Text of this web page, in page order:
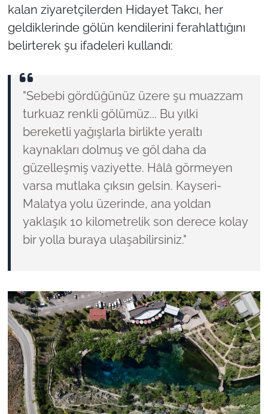
kalan ziyaretçilerden Hidayet Takcı, her
geldiklerinde gölün kendilerini ferahlattığını
belirterek şu ifadeleri kullandı:
"Sebebi gördüğünüz üzere şu muazzam
turkuaz renkli gölümüz... Bu yılki
bereketli yağışlarla birlikte yeraltı
kaynakları dolmuş ve göl daha da
güzelleşmiş vaziyette. Hâlâ görmeyen
varsa mutlaka çıksın gelsin. Kayseri-
Malatya yolu üzerinde, ana yoldan
yaklaşık 10 kilometrelik son derece kolay
bir yolla buraya ulaşabilirsiniz."